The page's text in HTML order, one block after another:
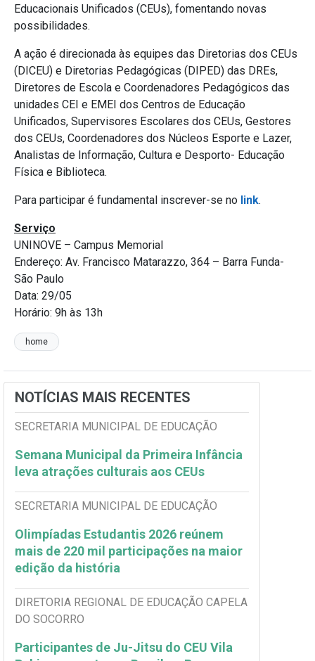
Educacionais Unificados (CEUs), fomentando novas
possibilidades.
A ação é direcionada às equipes das Diretorias dos CEUs
(DICEU) e Diretorias Pedagógicas (DIPED) das DREs,
Diretores de Escola e Coordenadores Pedagógicos das
unidades CEI e EMEI dos Centros de Educação
Unificados, Supervisores Escolares dos CEUs, Gestores
dos CEUs, Coordenadores dos Núcleos Esporte e Lazer,
Analistas de Informação, Cultura e Desporto- Educação
Física e Biblioteca.
Para participar é fundamental inscrever-se no link.
Serviço
UNINOVE – Campus Memorial
Endereço: Av. Francisco Matarazzo, 364 – Barra Funda-
São Paulo
Data: 29/05
Horário: 9h às 13h
home
NOTÍCIAS MAIS RECENTES
SECRETARIA MUNICIPAL DE EDUCAÇÃO
Semana Municipal da Primeira Infância
leva atrações culturais aos CEUs
SECRETARIA MUNICIPAL DE EDUCAÇÃO
Olimpíadas Estudantis 2026 reúnem
mais de 220 mil participações na maior
edição da história
DIRETORIA REGIONAL DE EDUCAÇÃO CAPELA
DO SOCORRO
Participantes de Ju-Jitsu do CEU Vila